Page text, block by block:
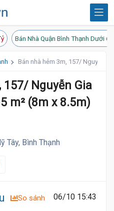
Bán Nhà Quận Bình Thạnh Dưới 6
Bán nhà hẻm 3m, 157/ Nguyễn
157/ Nguyễn Gia
m² (8m x 8.5m)
Tây, Bình Thạnh
So sánh 06/10 15:43